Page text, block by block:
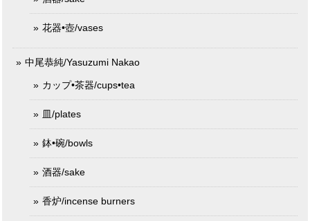
花器•壺/vases
中尾恭純/Yasuzumi Nakao
カップ•茶器/cups•tea
皿/plates
鉢•碗/bowls
酒器/sake
香炉/incense burners